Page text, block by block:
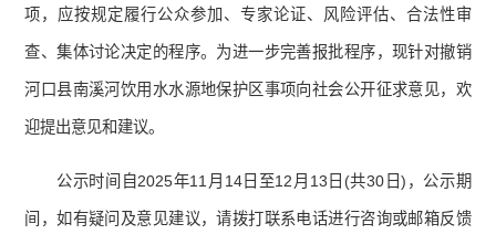
项，应按规定履行公众参加、专家论证、风险评估、合法性审
查、集体讨论决定的程序。为进一步完善报批程序，现针对撤销
河口县南溪河饮用水水源地保护区事项向社会公开征求意见，欢
迎提出意见和建议。
公示时间自2025年11月14日至12月13日(共30日)，公示期
间，如有疑问及意见建议，请拨打联系电话进行咨询或邮箱反馈